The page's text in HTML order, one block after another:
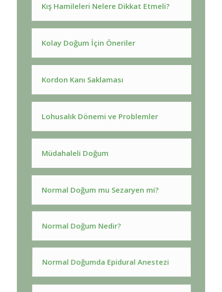
Kış Hamileleri Nelere Dikkat Etmeli?
Kolay Doğum İçin Öneriler
Kordon Kanı Saklaması
Lohusalık Dönemi ve Problemler
Müdahaleli Doğum
Normal Doğum mu Sezaryen mi?
Normal Doğum Nedir?
Normal Doğumda Epidural Anestezi